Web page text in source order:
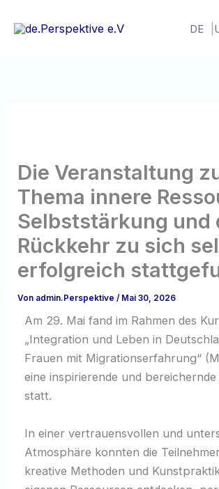
Inhalt
DE
Die Veranstaltung
Thema innere
Selbststärkung und
Rückkehr zu sich
erfolgreich
Von admin.Perspektive/ Mai 30, 2026
Am 29. Mai fand im Rahmen des
„Integration und Leben in
Frauen mit Migrationserfahrung“
eine inspirierende und
statt.
In einer vertrauensvollen und
Atmosphäre konnten die
kreative Methoden und